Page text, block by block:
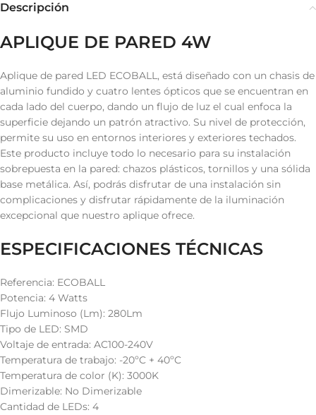
Descripción
APLIQUE DE PARED 4W
Aplique de pared LED ECOBALL, está diseñado con un chasis de
aluminio fundido y cuatro lentes ópticos que se encuentran en
cada lado del cuerpo, dando un flujo de luz el cual enfoca la
superficie dejando un patrón atractivo. Su nivel de protección,
permite su uso en entornos interiores y exteriores techados.
Este producto incluye todo lo necesario para su instalación
sobrepuesta en la pared: chazos plásticos, tornillos y una sólida
base metálica. Así, podrás disfrutar de una instalación sin
complicaciones y disfrutar rápidamente de la iluminación
excepcional que nuestro aplique ofrece.
ESPECIFICACIONES TÉCNICAS
Referencia: ECOBALL
Potencia: 4 Watts
Flujo Luminoso (Lm): 280Lm
Tipo de LED: SMD
Voltaje de entrada: AC100-240V
Temperatura de trabajo: -20ºC + 40ºC
Temperatura de color (K): 3000K
Dimerizable: No Dimerizable
Cantidad de LEDs: 4